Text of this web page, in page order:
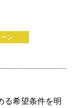
ン
る希望条件を明